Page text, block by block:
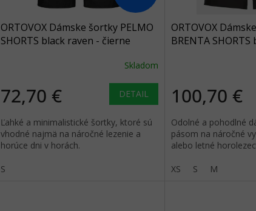
ORTOVOX Dámske šortky PELMO
SHORTS black raven - čierne
Skladom
72,70 € DETAIL
Ľahké a minimalistické šortky, ktoré sú
vhodné najmä na náročné lezenie a
horúce dni v horách.
S
ORTOVOX
BRENTA
100,70 €
Odolné a pohodlné
pásom na náročné
alebo letné
XS S M